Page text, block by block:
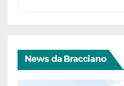
News da Bracciano